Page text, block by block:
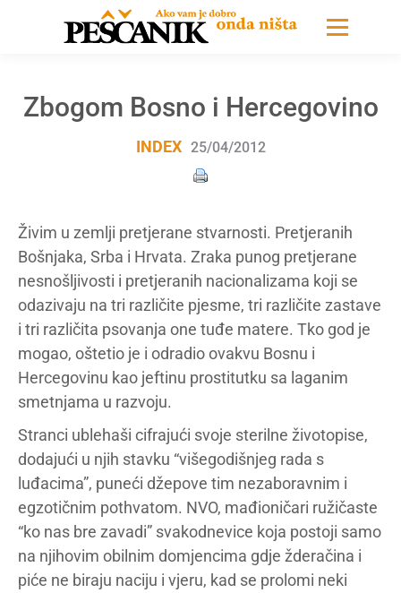
Zbogom Bosno i Hercegovino
INDEX 25/04/2012
Živim u zemlji pretjerane stvarnosti. Pretjeranih
Bošnjaka, Srba i Hrvata. Zraka punog pretjerane
nesnošljivosti i pretjeranih nacionalizama koji se
odazivaju na tri različite pjesme, tri različite zastave
i tri različita psovanja one tuđe matere. Tko god je
mogao, oštetio je i odradio ovakvu Bosnu i
Hercegovinu kao jeftinu prostitutku sa laganim
smetnjama u razvoju.
Stranci ublehaši cifrajući svoje sterilne životopise,
dodajući u njih stavku “višegodišnjeg rada s
luđacima”, puneći džepove tim nezaboravnim i
egzotičnim pothvatom. NVO, mađioničari ružičaste
“ko nas bre zavadi” svakodnevice koja postoji samo
na njihovim obilnim domjencima gdje žderačina i
piće ne biraju naciju i vjeru, kad se prolomi neki